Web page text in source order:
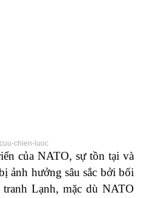
chien-luoc
của NATO, sự tồn tại và
ảnh hưởng sâu sắc bởi bối
Lạnh, mặc dù NATO